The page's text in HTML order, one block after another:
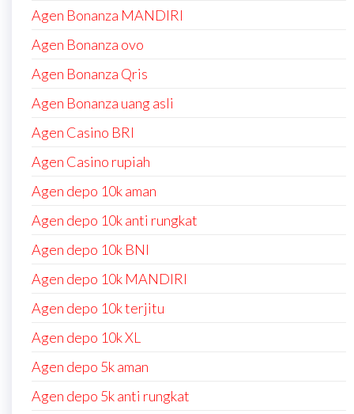
Agen Bonanza MANDIRI
Agen Bonanza ovo
Agen Bonanza Qris
Agen Bonanza uang asli
Agen Casino BRI
Agen Casino rupiah
Agen depo 10k aman
Agen depo 10k anti rungkat
Agen depo 10k BNI
Agen depo 10k MANDIRI
Agen depo 10k terjitu
Agen depo 10k XL
Agen depo 5k aman
Agen depo 5k anti rungkat